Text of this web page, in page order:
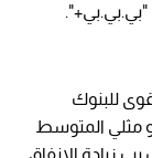
للبنوك
مثلي المتوسط
دول الخليج خلال 2022 - 2023، بسبب زيادة الإنفاق